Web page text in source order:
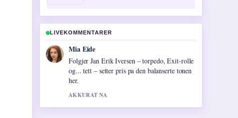
LIVEKOMMENTARER
Henrik Solberg
Nyttig kontekst rundt Coca-Cola Norge –
priser, tapping og eierskap. Hold gjerne denne
livestrengen oppdatert.
3 MIN SIDEN